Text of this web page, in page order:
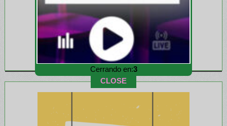
Cerrando en:1
CLOSE